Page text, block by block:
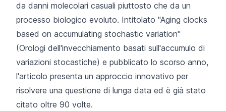
da danni molecolari casuali piuttosto che da un
processo biologico evoluto. Intitolato "Aging clocks
based on accumulating stochastic variation"
(Orologi dell'invecchiamento basati sull'accumulo di
variazioni stocastiche) e pubblicato lo scorso anno,
l'articolo presenta un approccio innovativo per
risolvere una questione di lunga data ed è già stato
citato oltre 90 volte.